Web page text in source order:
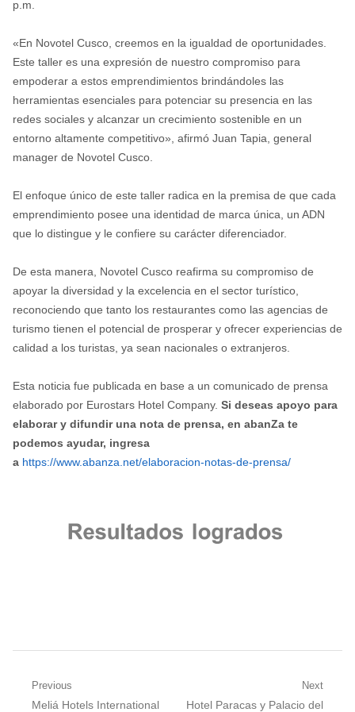
p.m.
«En Novotel Cusco, creemos en la igualdad de oportunidades.
Este taller es una expresión de nuestro compromiso para
empoderar a estos emprendimientos brindándoles las
herramientas esenciales para potenciar su presencia en las
redes sociales y alcanzar un crecimiento sostenible en un
entorno altamente competitivo», afirmó Juan Tapia, general
manager de Novotel Cusco.
El enfoque único de este taller radica en la premisa de que cada
emprendimiento posee una identidad de marca única, un ADN
que lo distingue y le confiere su carácter diferenciador.
De esta manera, Novotel Cusco reafirma su compromiso de
apoyar la diversidad y la excelencia en el sector turístico,
reconociendo que tanto los restaurantes como las agencias de
turismo tienen el potencial de prosperar y ofrecer experiencias de
calidad a los turistas, ya sean nacionales o extranjeros.
Esta noticia fue publicada en base a un comunicado de prensa
elaborado por Eurostars Hotel Company. Si deseas apoyo para
elaborar y difundir una nota de prensa, en abanZa te
podemos ayudar, ingresa
a https://www.abanza.net/elaboracion-notas-de-prensa/
Navegación
Previous
Previous
Meliá Hotels International
Next
Next
Hotel Paracas y Palacio del